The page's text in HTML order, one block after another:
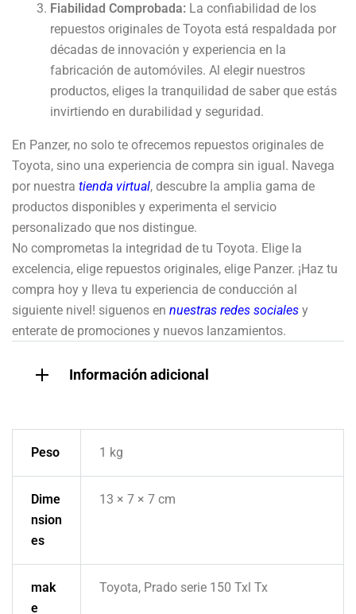
Fiabilidad Comprobada: La confiabilidad de los
repuestos originales de Toyota está respaldada por
décadas de innovación y experiencia en la
fabricación de automóviles. Al elegir nuestros
productos, eliges la tranquilidad de saber que estás
invirtiendo en durabilidad y seguridad.
En Panzer, no solo te ofrecemos repuestos originales de
Toyota, sino una experiencia de compra sin igual. Navega
por nuestra tienda virtual, descubre la amplia gama de
productos disponibles y experimenta el servicio
personalizado que nos distingue.
No comprometas la integridad de tu Toyota. Elige la
excelencia, elige repuestos originales, elige Panzer. ¡Haz tu
compra hoy y lleva tu experiencia de conducción al
siguiente nivel! siguenos en nuestras redes sociales y
enterate de promociones y nuevos lanzamientos.
Información adicional
Peso 1 kg
Dime
nsion
es
13 × 7 × 7 cm
mak
e
Toyota, Prado serie 150 Txl Tx